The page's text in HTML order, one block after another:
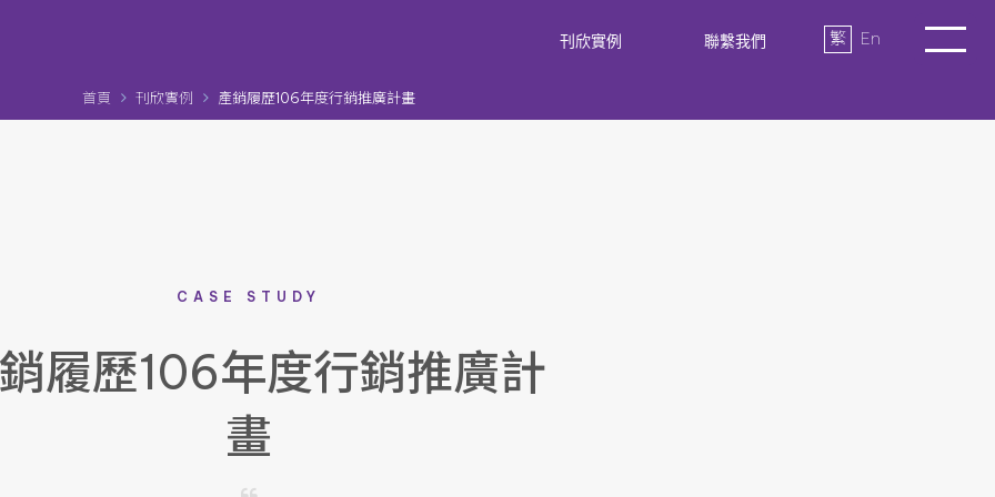
刊欣實例 聯繫我們 繁 En
首頁 刊欣實例 產銷履歷106年度行銷推廣計畫
CASE STUDY
履歷106年度行銷推廣計
畫